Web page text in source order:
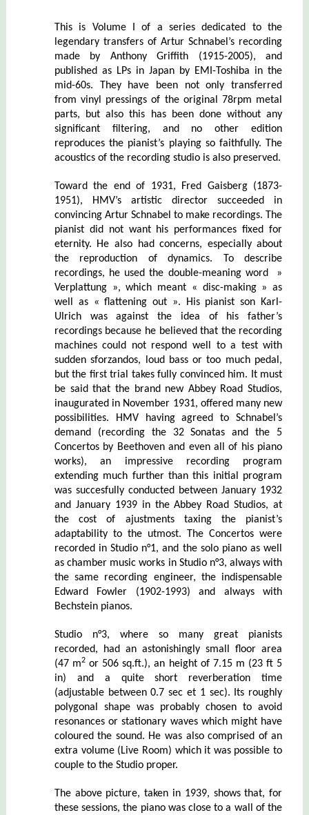
This is Volume I of a series dedicated to the
legendary transfers of Artur Schnabel’s recording
made by Anthony Griffith (1915-2005), and
published as LPs in Japan by EMI-Toshiba in the
mid-60s. They have been not only transferred
from vinyl pressings of the original 78rpm metal
parts, but also this has been done without any
significant filtering, and no other edition
reproduces the pianist’s playing so faithfully. The
acoustics of the recording studio is also preserved.
Toward the end of 1931, Fred Gaisberg (1873-
1951), HMV’s artistic director succeeded in
convincing Artur Schnabel to make recordings. The
pianist did not want his performances fixed for
eternity. He also had concerns, especially about
the reproduction of dynamics. To describe
recordings, he used the double-meaning word »
Verplattung », which meant « disc-making » as
well as « flattening out ». His pianist son Karl-
Ulrich was against the idea of his father’s
recordings because he believed that the recording
machines could not respond well to a test with
sudden sforzandos, loud bass or too much pedal,
but the first trial takes fully convinced him. It must
be said that the brand new Abbey Road Studios,
inaugurated in November 1931, offered many new
possibilities. HMV having agreed to Schnabel’s
demand (recording the 32 Sonatas and the 5
Concertos by Beethoven and even all of his piano
works), an impressive recording program
extending much further than this initial program
was succesfully conducted between January 1932
and January 1939 in the Abbey Road Studios, at
the cost of ajustments taxing the pianist’s
adaptability to the utmost. The Concertos were
recorded in Studio n°1, and the solo piano as well
as chamber music works in Studio n°3, always with
the same recording engineer, the indispensable
Edward Fowler (1902-1993) and always with
Bechstein pianos.
Studio n°3, where so many great pianists
recorded, had an astonishingly small floor area
(47 m2 or 506 sq.ft.), an height of 7.15 m (23 ft 5
in) and a quite short reverberation time
(adjustable between 0.7 sec et 1 sec). Its roughly
polygonal shape was probably chosen to avoid
resonances or stationary waves which might have
coloured the sound. He was also comprised of an
extra volume (Live Room) which it was possible to
couple to the Studio proper.
The above picture, taken in 1939, shows that, for
these sessions, the piano was close to a wall of the